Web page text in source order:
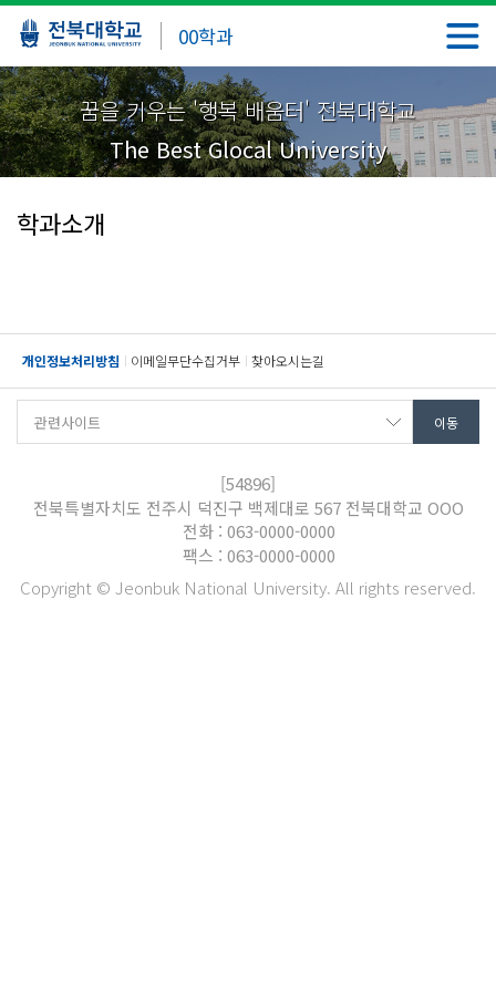
00학과
꿈을 키우는 '행복 배움터' 전북대학교
The Best Glocal University
학과소개
개인정보처리방침 이메일무단수집거부 찾아오시는길
[54896]
전북특별자치도 전주시 덕진구 백제대로 567 전북대학교 OOO
전화 : 063-0000-0000
팩스 : 063-0000-0000
Copyright © Jeonbuk National University. All rights reserved.